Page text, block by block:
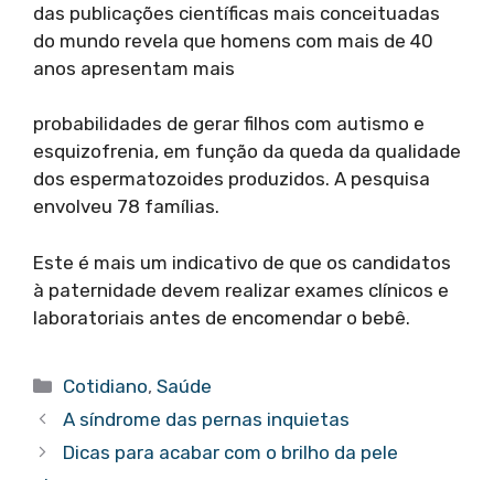
das publicações científicas mais conceituadas
do mundo revela que homens com mais de 40
anos apresentam mais
probabilidades de gerar filhos com autismo e
esquizofrenia, em função da queda da qualidade
dos espermatozoides produzidos. A pesquisa
envolveu 78 famílias.
Este é mais um indicativo de que os candidatos
à paternidade devem realizar exames clínicos e
laboratoriais antes de encomendar o bebê.
Categorias
Cotidiano,Saúde
A síndrome das pernas inquietas
Dicas para acabar com o brilho da pele